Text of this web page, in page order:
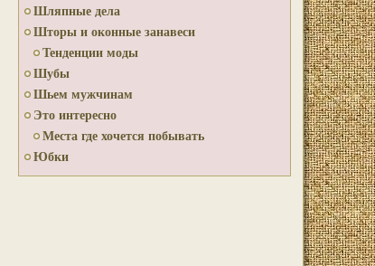
Шляпные дела
Шторы и оконные занавеси
Тенденции моды
Шубы
Шьем мужчинам
Это интересно
Места где хочется побывать
Юбки